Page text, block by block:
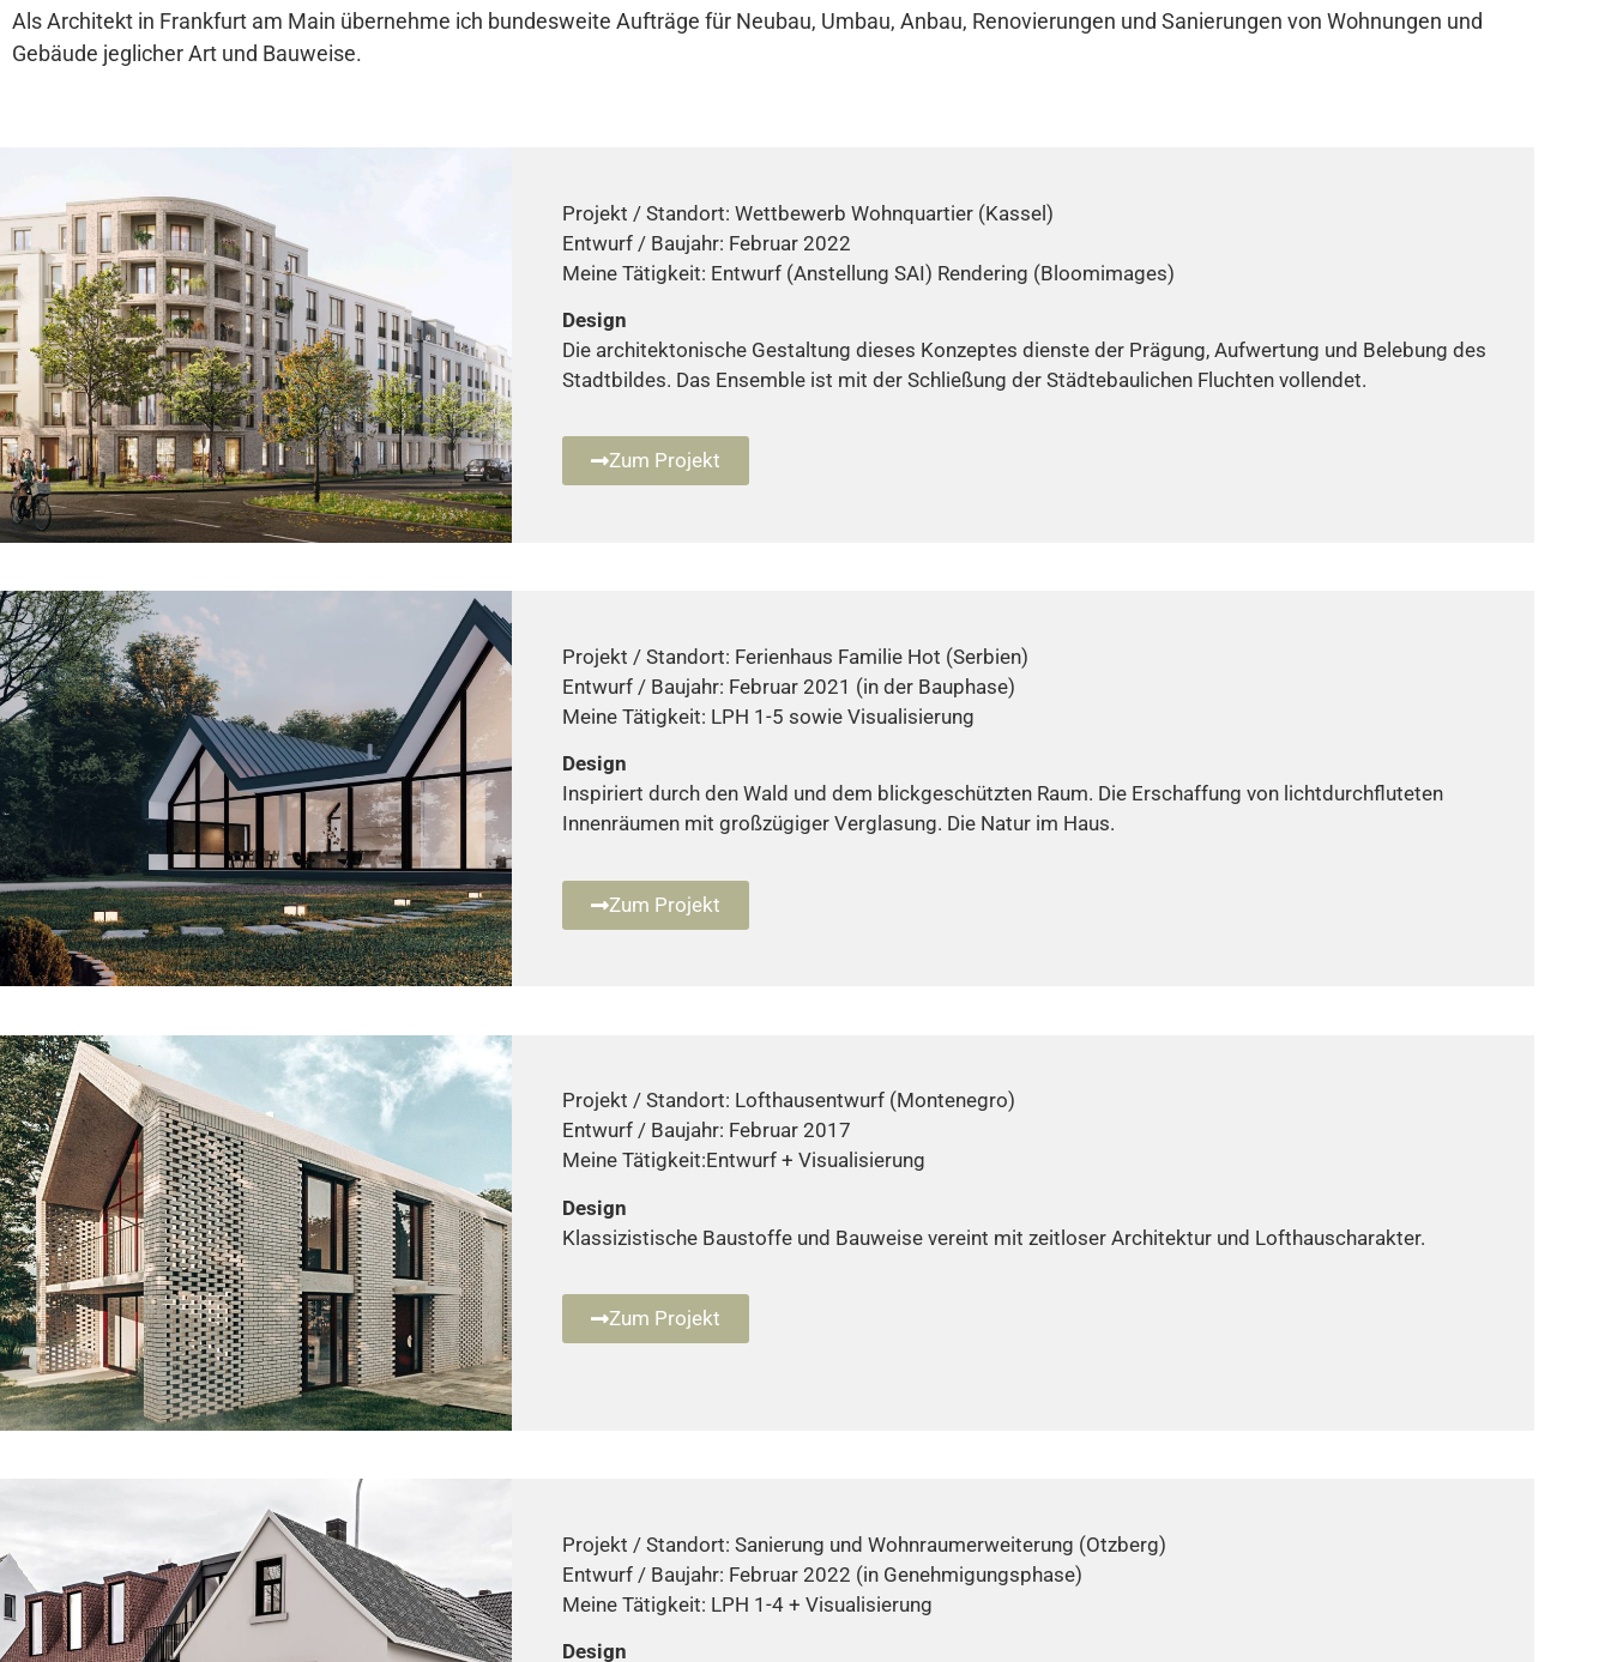
Als Architekt in Frankfurt am Main übernehme ich bundesweite Aufträge für Neubau, Umbau, Anbau, Renovierungen und Sanierungen von Wohnungen und
Gebäude jeglicher Art und Bauweise.
Projekt / Standort: Wettbewerb Wohnquartier (Kassel)
Entwurf / Baujahr: Februar 2022
Meine Tätigkeit: Entwurf (Anstellung SAI) Rendering (Bloomimages)
Design
Die architektonische Gestaltung dieses Konzeptes dienste der Prägung, Aufwertung und Belebung des
Stadtbildes. Das Ensemble ist mit der Schließung der Städtebaulichen Fluchten vollendet.
Zum Projekt
Projekt / Standort: Ferienhaus Familie Hot (Serbien)
Entwurf / Baujahr: Februar 2021 (in der Bauphase)
Meine Tätigkeit: LPH 1-5 sowie Visualisierung
Design
Inspiriert durch den Wald und dem blickgeschützten Raum. Die Erschaffung von lichtdurchfluteten
Innenräumen mit großzügiger Verglasung. Die Natur im Haus.
Zum Projekt
Projekt / Standort: Lofthausentwurf (Montenegro)
Entwurf / Baujahr: Februar 2017
Meine Tätigkeit:Entwurf + Visualisierung
Design
Klassizistische Baustoffe und Bauweise vereint mit zeitloser Architektur und Lofthauscharakter.
Zum Projekt
Projekt / Standort: Sanierung und Wohnraumerweiterung (Otzberg)
Entwurf / Baujahr: Februar 2022 (in Genehmigungsphase)
Meine Tätigkeit: LPH 1-4 + Visualisierung
Design